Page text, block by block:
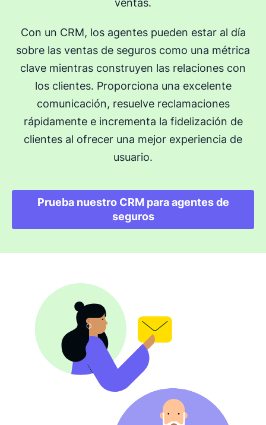
ventas.
Con un CRM, los agentes pueden estar al día
sobre las ventas de seguros como una métrica
clave mientras construyen las relaciones con
los clientes. Proporciona una excelente
comunicación, resuelve reclamaciones
rápidamente e incrementa la fidelización de
clientes al ofrecer una mejor experiencia de
usuario.
Prueba nuestro CRM para agentes de
seguros